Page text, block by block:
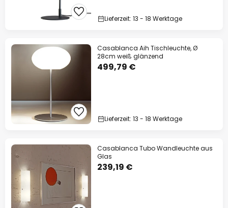
Lieferzeit: 13 - 18 Werktage
Casablanca Aih Tischleuchte, Ø
28cm weiß glänzend
499,79 €
Lieferzeit: 13 - 18 Werktage
Casablanca Tubo Wandleuchte aus
Glas
239,19 €